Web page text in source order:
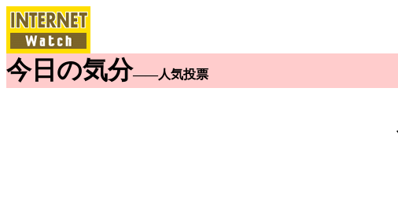
今日の気分――人気投票